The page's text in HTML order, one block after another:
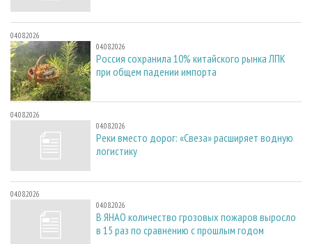
04.08.2026
04.08.2026
Россия сохранила 10% китайского рынка ЛПК
при общем падении импорта
04.08.2026
04.08.2026
Реки вместо дорог: «Свеза» расширяет водную
логистику
04.08.2026
04.08.2026
В ЯНАО количество грозовых пожаров выросло
в 15 раз по сравнению с прошлым годом